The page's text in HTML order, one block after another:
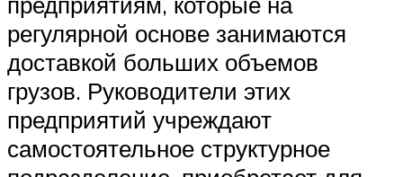
регулярной основе занимаются
доставкой больших объемов
грузов. Руководители этих
предприятий учреждают
самостоятельное структурное